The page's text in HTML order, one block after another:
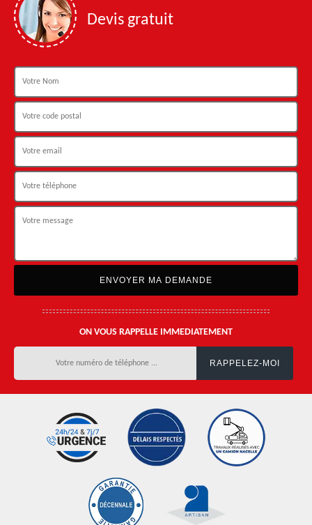
Devis gratuit
ON VOUS RAPPELLE IMMEDIATEMENT